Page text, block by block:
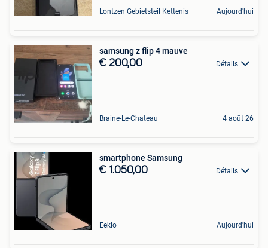
Lontzen Gebietsteil Kettenis Aujourd'hui
samsung z flip 4 mauve
€ 200,00 Détails
Braine-Le-Chateau 4 août 26
smartphone Samsung
€ 1.050,00 Détails
Eeklo Aujourd'hui